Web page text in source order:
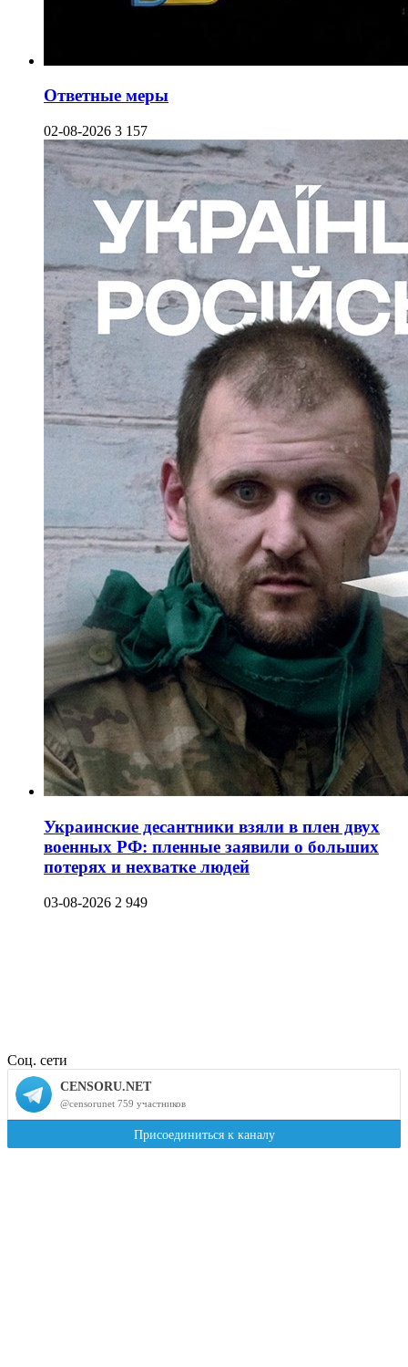
Ответные меры
02-08-2026 3 157
Украинские десантники взяли в плен двух
военных РФ: пленные заявили о больших
потерях и нехватке людей
03-08-2026 2 949
Соц. сети